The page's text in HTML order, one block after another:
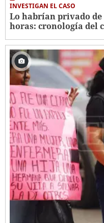
INVESTIGAN EL CASO
Lo habrían privado
horas: cronología del